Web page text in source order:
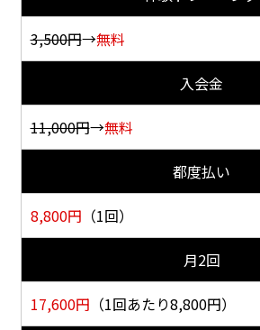
3,500円→無料
入会金
11,000円→無料
都度払い
8,800円 （1回）
月2回
17,600円 （1回あたり8,800円）